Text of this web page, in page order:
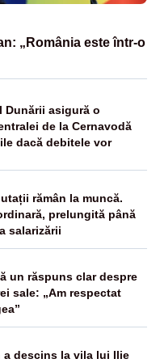
„România este într-o
Dunării asigură o
de la Cernavodă
dacă debitele vor
rămân la muncă.
prelungită până
salarizării
un răspuns clar despre
sale: „Am respectat
descins la vila lui Ilie